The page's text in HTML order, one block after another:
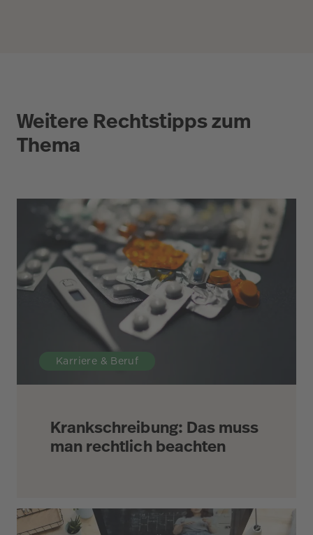
Weitere Rechtstipps zum
Thema
Karriere & Beruf
Krankschreibung: Das muss
man rechtlich beachten